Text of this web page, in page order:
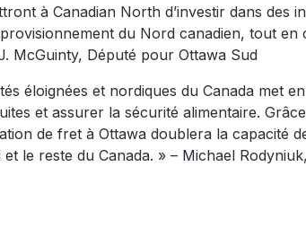
à Canadian North d’investir dans des
du Nord canadien, tout en
McGuinty, Député pour Ottawa Sud
éloignées et nordiques du Canada met
et assurer la sécurité alimentaire.
de fret à Ottawa doublera la capacité
le reste du Canada. » – Michael